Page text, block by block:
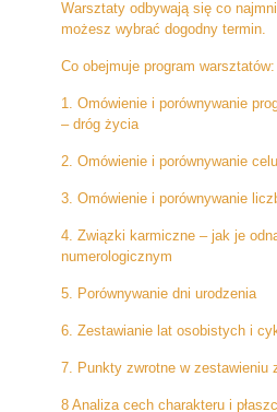
Warsztaty odbywają się co
możesz wybrać dogodny termin.
Co obejmuje program warsztatów:
1. Omówienie i porównywanie
– dróg życia
2. Omówienie i porównywanie
3. Omówienie i porównywanie
4. Związki karmiczne – jak je
numerologicznym
5. Porównywanie dni urodzenia
6. Zestawianie lat osobistych i
7. Punkty zwrotne w zestawieniu
8 Analiza cech charakteru i